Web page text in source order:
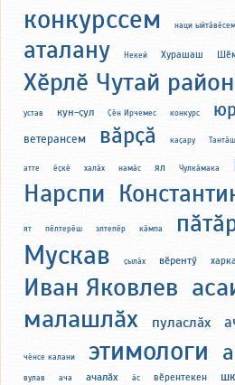
конкурссем наци ыйтӑвӗсем
аталану Некей Хурашаш
Хӗрлӗ Чутай
устав кун-ҫул Ҫӗн Ирчемес конкурс
ветерансем вӑрҫӑ каҫару Тантӑш
атте ӗҫкӗ халӑх намӑс ял Чулкӑмака
Нарспи
ят пӗлтерӗш элтепӗр кӑмпа
Мускав ҫылӑх вӗрентӳ
Иван Яковлев
малашлӑх
пуласлӑх
чӗнсе калани этимологи
вулав ача ачалӑх ӑс вӗрентекен